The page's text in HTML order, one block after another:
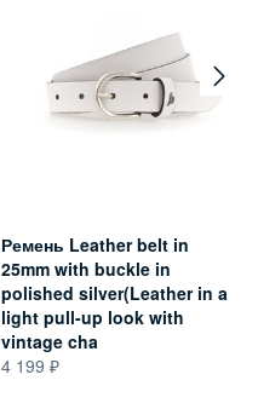
Ремень Leather belt in
25mm with buckle in
polished silver(Leather in a
light pull-up look with
vintage cha
4 199